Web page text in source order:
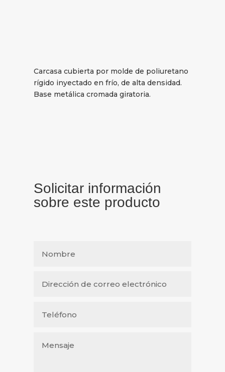
Carcasa cubierta por molde de poliuretano
rígido inyectado en frío, de alta densidad.
Base metálica cromada giratoria.
Solicitar información
sobre este producto